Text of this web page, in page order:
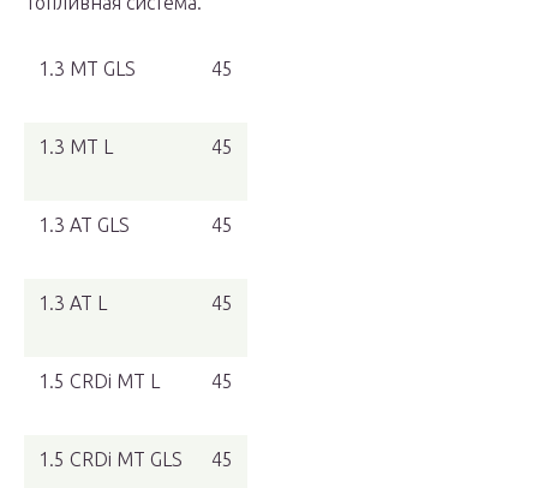
1.3 MT GLS 45
1.3 MT L 45
1.3 AT GLS 45
1.3 AT L 45
1.5 CRDi MT L 45
1.5 CRDi MT GLS 45